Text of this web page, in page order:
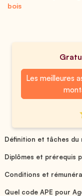
bois
Les meilleures
Définition et tâches du
Diplômes et prérequis
Conditions et
Quel code APE pour